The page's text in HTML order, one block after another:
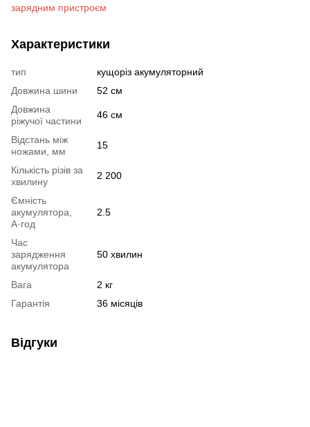
зарядним пристроєм
Характеристики
тип
кущоріз акумуляторний
Довжина шини
52 см
Довжина
ріжучої частини
46 см
Відстань між
ножами, мм
15
Кількість різів за
хвилину
2 200
Ємність
акумулятора,
А·год
2.5
Час
зарядження
акумулятора
50 хвилин
Вага
2 кг
Гарантія
36 місяців
Відгуки